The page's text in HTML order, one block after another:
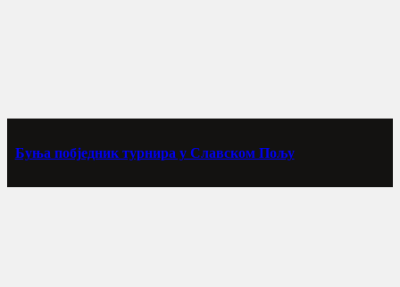
Буња побједник турнира у Славском Пољу